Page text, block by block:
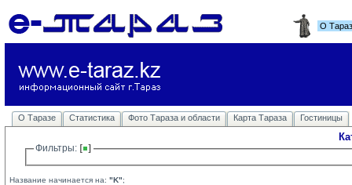
О
О Таразе Статистика Фото Тараза и области Карта Тараза Гостиницы
Фильтры:
Название начинается на: "K";